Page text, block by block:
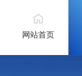
网站首页